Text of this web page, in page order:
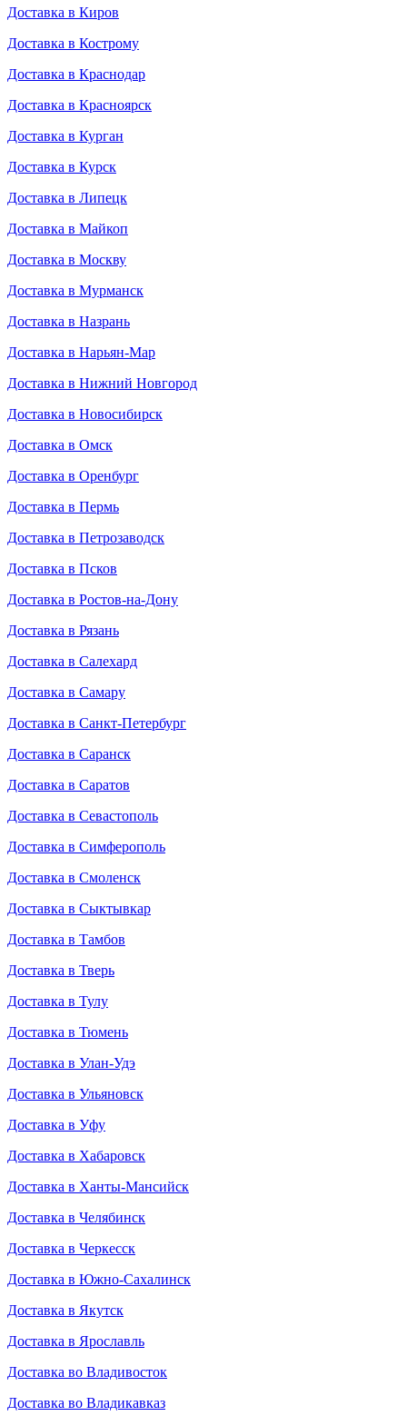
Доставка в Киров
Доставка в Кострому
Доставка в Краснодар
Доставка в Красноярск
Доставка в Курган
Доставка в Курск
Доставка в Липецк
Доставка в Майкоп
Доставка в Москву
Доставка в Мурманск
Доставка в Назрань
Доставка в Нарьян-Мар
Доставка в Нижний Новгород
Доставка в Новосибирск
Доставка в Омск
Доставка в Оренбург
Доставка в Пермь
Доставка в Петрозаводск
Доставка в Псков
Доставка в Ростов-на-Дону
Доставка в Рязань
Доставка в Салехард
Доставка в Самару
Доставка в Санкт-Петербург
Доставка в Саранск
Доставка в Саратов
Доставка в Севастополь
Доставка в Симферополь
Доставка в Смоленск
Доставка в Сыктывкар
Доставка в Тамбов
Доставка в Тверь
Доставка в Тулу
Доставка в Тюмень
Доставка в Улан-Удэ
Доставка в Ульяновск
Доставка в Уфу
Доставка в Хабаровск
Доставка в Ханты-Мансийск
Доставка в Челябинск
Доставка в Черкесск
Доставка в Южно-Сахалинск
Доставка в Якутск
Доставка в Ярославль
Доставка во Владивосток
Доставка во Владикавказ